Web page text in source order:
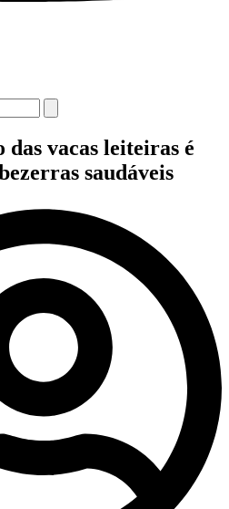
vacas leiteiras é
saudáveis